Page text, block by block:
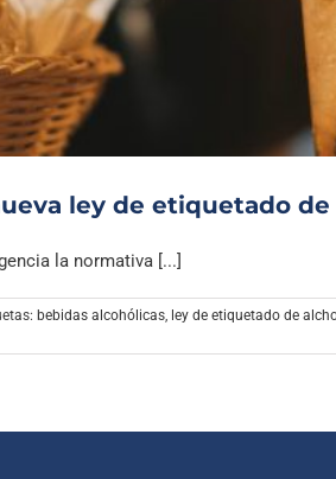
ley de etiquetado de
la normativa [...]
bebidas alcohólicas, ley de etiquetado de